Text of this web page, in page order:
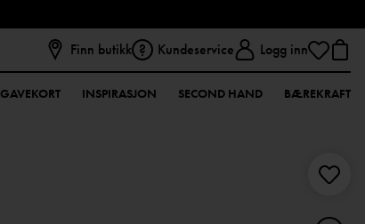
Finn butikk Kundeservice Logg inn
GAVEKORT INSPIRASJON SECOND HAND BÆREKRAFT